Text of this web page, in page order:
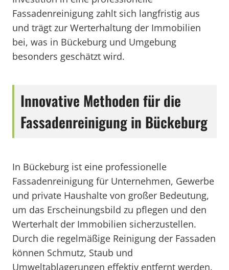
Fassadenreinigung zahlt sich langfristig aus
und trägt zur Werterhaltung der Immobilien
bei, was in Bückeburg und Umgebung
besonders geschätzt wird.
Innovative Methoden für die
Fassadenreinigung in Bückeburg
In Bückeburg ist eine professionelle
Fassadenreinigung für Unternehmen, Gewerbe
und private Haushalte von großer Bedeutung,
um das Erscheinungsbild zu pflegen und den
Werterhalt der Immobilien sicherzustellen.
Durch die regelmäßige Reinigung der Fassaden
können Schmutz, Staub und
Umweltablagerungen effektiv entfernt werden.